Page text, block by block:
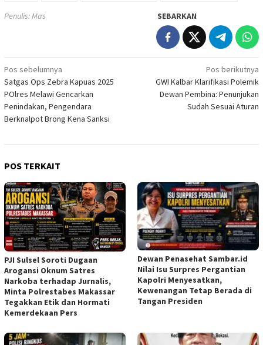
Penulis: Mas SEBARKAN
Navigasi
pos
Pos sebelumnya
Satgas Ops Zebra Kapuas 2025
POlres Melawi Gencarkan
Penindakan, Pengendara
Berknalpot Brong Kena Sanksi
Pos berikutnya
GWI Kalbar Klarifikasi Polemik
Dewan Pembina: Penunjukan
Sudah Sesuai Aturan
POS TERKAIT
PJI Sulsel Soroti Dugaan
Arogansi Oknum Satres
Narkoba terhadap Jurnalis,
Minta Polrestabes Makassar
Tegakkan Etik dan Hormati
Kemerdekaan Pers
Dewan Penasehat Sambar.id
Nilai Isu Surpres Pergantian
Kapolri Menyesatkan,
Kewenangan Tetap Berada di
Tangan Presiden